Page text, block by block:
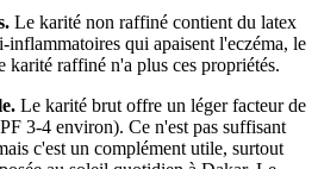
Le karité non raffiné contient du latex
inflammatoires qui apaisent l'eczéma, le
karité raffiné n'a plus ces propriétés.
Le karité brut offre un léger facteur de
3-4 environ). Ce n'est pas suffisant
c'est un complément utile, surtout